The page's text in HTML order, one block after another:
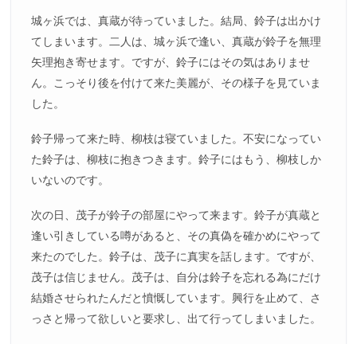
城ヶ浜では、真蔵が待っていました。結局、鈴子は出かけ
てしまいます。二人は、城ヶ浜で逢い、真蔵が鈴子を無理
矢理抱き寄せます。ですが、鈴子にはその気はありませ
ん。こっそり後を付けて来た美麗が、その様子を見ていま
した。
鈴子帰って来た時、柳枝は寝ていました。不安になってい
た鈴子は、柳枝に抱きつきます。鈴子にはもう、柳枝しか
いないのです。
次の日、茂子が鈴子の部屋にやって来ます。鈴子が真蔵と
逢い引きしている噂があると、その真偽を確かめにやって
来たのでした。鈴子は、茂子に真実を話します。ですが、
茂子は信じません。茂子は、自分は鈴子を忘れる為にだけ
結婚させられたんだと憤慨しています。興行を止めて、さ
っさと帰って欲しいと要求し、出て行ってしまいました。